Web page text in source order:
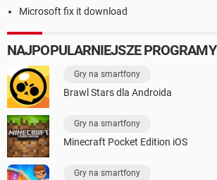
Microsoft fix it download
NAJPOPULARNIEJSZE PROGRAMY
Gry na smartfony
Brawl Stars dla Androida
Gry na smartfony
Minecraft Pocket Edition iOS
Gry na smartfony